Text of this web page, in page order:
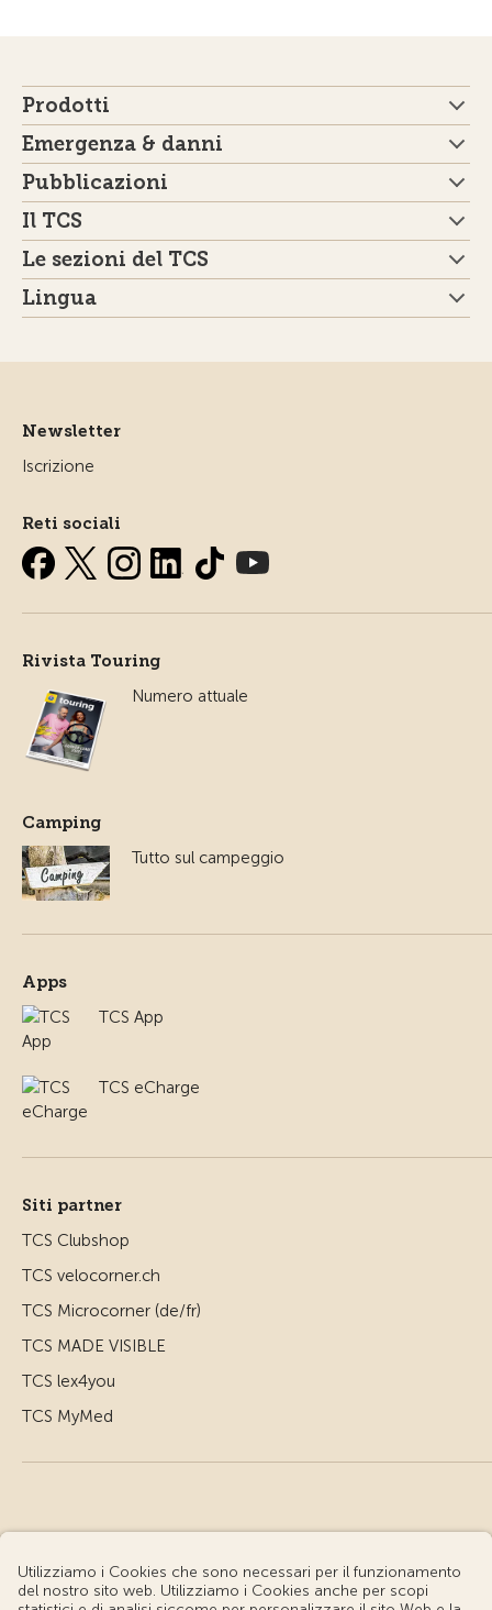
Prodotti
Emergenza & danni
Pubblicazioni
Il TCS
Le sezioni del TCS
Lingua
Newsletter
Iscrizione
Reti sociali
Rivista Touring
Numero attuale
Camping
Tutto sul campeggio
Apps
TCS App
TCS eCharge
Siti partner
TCS Clubshop
TCS velocorner.ch
TCS Microcorner (de/fr)
TCS MADE VISIBLE
TCS lex4you
TCS MyMed